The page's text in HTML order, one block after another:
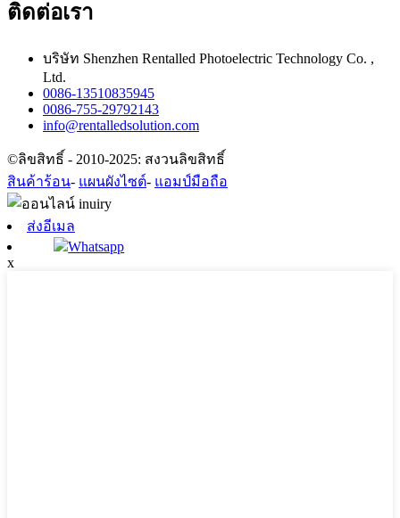
ติดต่อเรา
บริษัท Shenzhen Rentalled Photoelectric Technology Co. ,
Ltd.
0086-13510835945
0086-755-29792143
info@rentalledsolution.com
©ลิขสิทธิ์ - 2010-2025: สงวนลิขสิทธิ์
สินค้าร้อน- แผนผังไซต์- แอมป์มือถือ
ส่งอีเมล
Whatsapp
x